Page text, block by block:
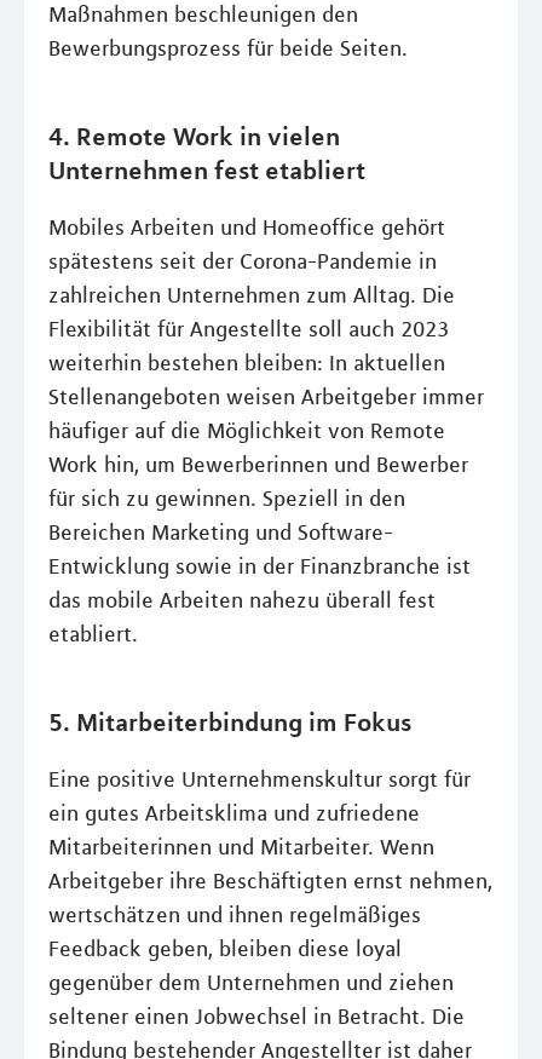
Maßnahmen beschleunigen den
Bewerbungsprozess für beide Seiten.
4. Remote Work in vielen
Unternehmen fest etabliert
Mobiles Arbeiten und Homeoffice gehört
spätestens seit der Corona-Pandemie in
zahlreichen Unternehmen zum Alltag. Die
Flexibilität für Angestellte soll auch 2023
weiterhin bestehen bleiben: In aktuellen
Stellenangeboten weisen Arbeitgeber immer
häufiger auf die Möglichkeit von Remote
Work hin, um Bewerberinnen und Bewerber
für sich zu gewinnen. Speziell in den
Bereichen Marketing und Software-
Entwicklung sowie in der Finanzbranche ist
das mobile Arbeiten nahezu überall fest
etabliert.
5. Mitarbeiterbindung im Fokus
Eine positive Unternehmenskultur sorgt für
ein gutes Arbeitsklima und zufriedene
Mitarbeiterinnen und Mitarbeiter. Wenn
Arbeitgeber ihre Beschäftigten ernst nehmen,
wertschätzen und ihnen regelmäßiges
Feedback geben, bleiben diese loyal
gegenüber dem Unternehmen und ziehen
seltener einen Jobwechsel in Betracht. Die
Bindung bestehender Angestellter ist daher